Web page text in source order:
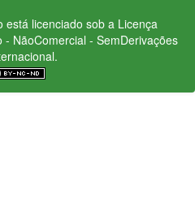
licenciado sob a Licença
NãoComercial - SemDerivações